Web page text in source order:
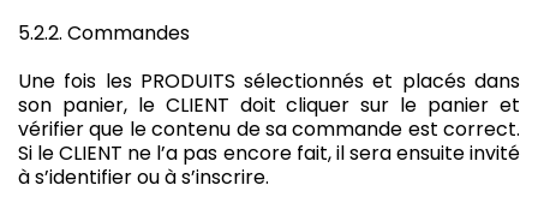
5.2.2. Commandes
Une fois les PRODUITS sélectionnés et placés dans
son panier, le CLIENT doit cliquer sur le panier et
vérifier que le contenu de sa commande est correct.
Si le CLIENT ne l’a pas encore fait, il sera ensuite invité
à s’identifier ou à s’inscrire.